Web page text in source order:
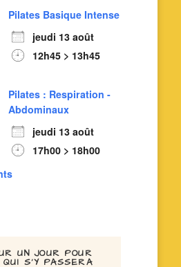
Live
Pilates Basique Intense
jeudi 13 août
12h45 > 13h45
Pilates : Respiration -
Abdominaux
jeudi 13 août
17h00 > 18h00
UN JOUR POUR
S’Y PASSERA